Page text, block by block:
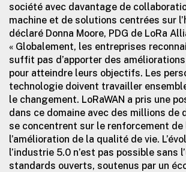
société avec davantage de
machine et de solutions centrées sur
déclaré Donna Moore, PDG de LoRa
« Globalement, les entreprises
suffit pas d’apporter des
pour atteindre leurs objectifs. Les
technologie doivent travailler
le changement. LoRaWAN a pris une
dans ce domaine avec des millions de
se concentrent sur le renforcement
l’amélioration de la qualité de vie.
l’industrie 5.0 n’est pas possible sans
standards ouverts, soutenus par un